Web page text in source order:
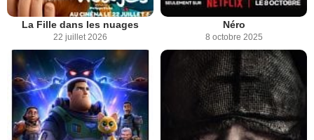
La Fille dans les nuages
22 juillet 2026
Néro
8 octobre 2025